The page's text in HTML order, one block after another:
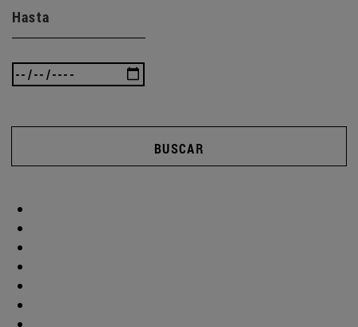
Hasta
BUSCAR